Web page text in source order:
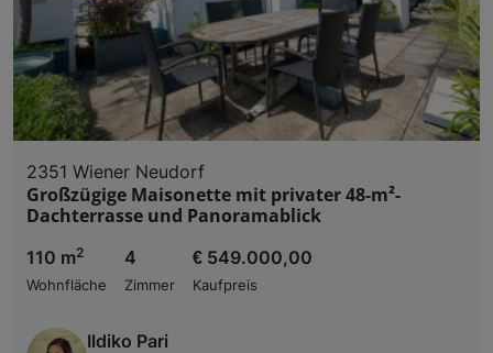
2351 Wiener Neudorf
Großzügige Maisonette mit privater 48-m²-
Dachterrasse und Panoramablick
110 m2
Wohnfläche
4
Zimmer
€ 549.000,00
Kaufpreis
Ildiko Pari